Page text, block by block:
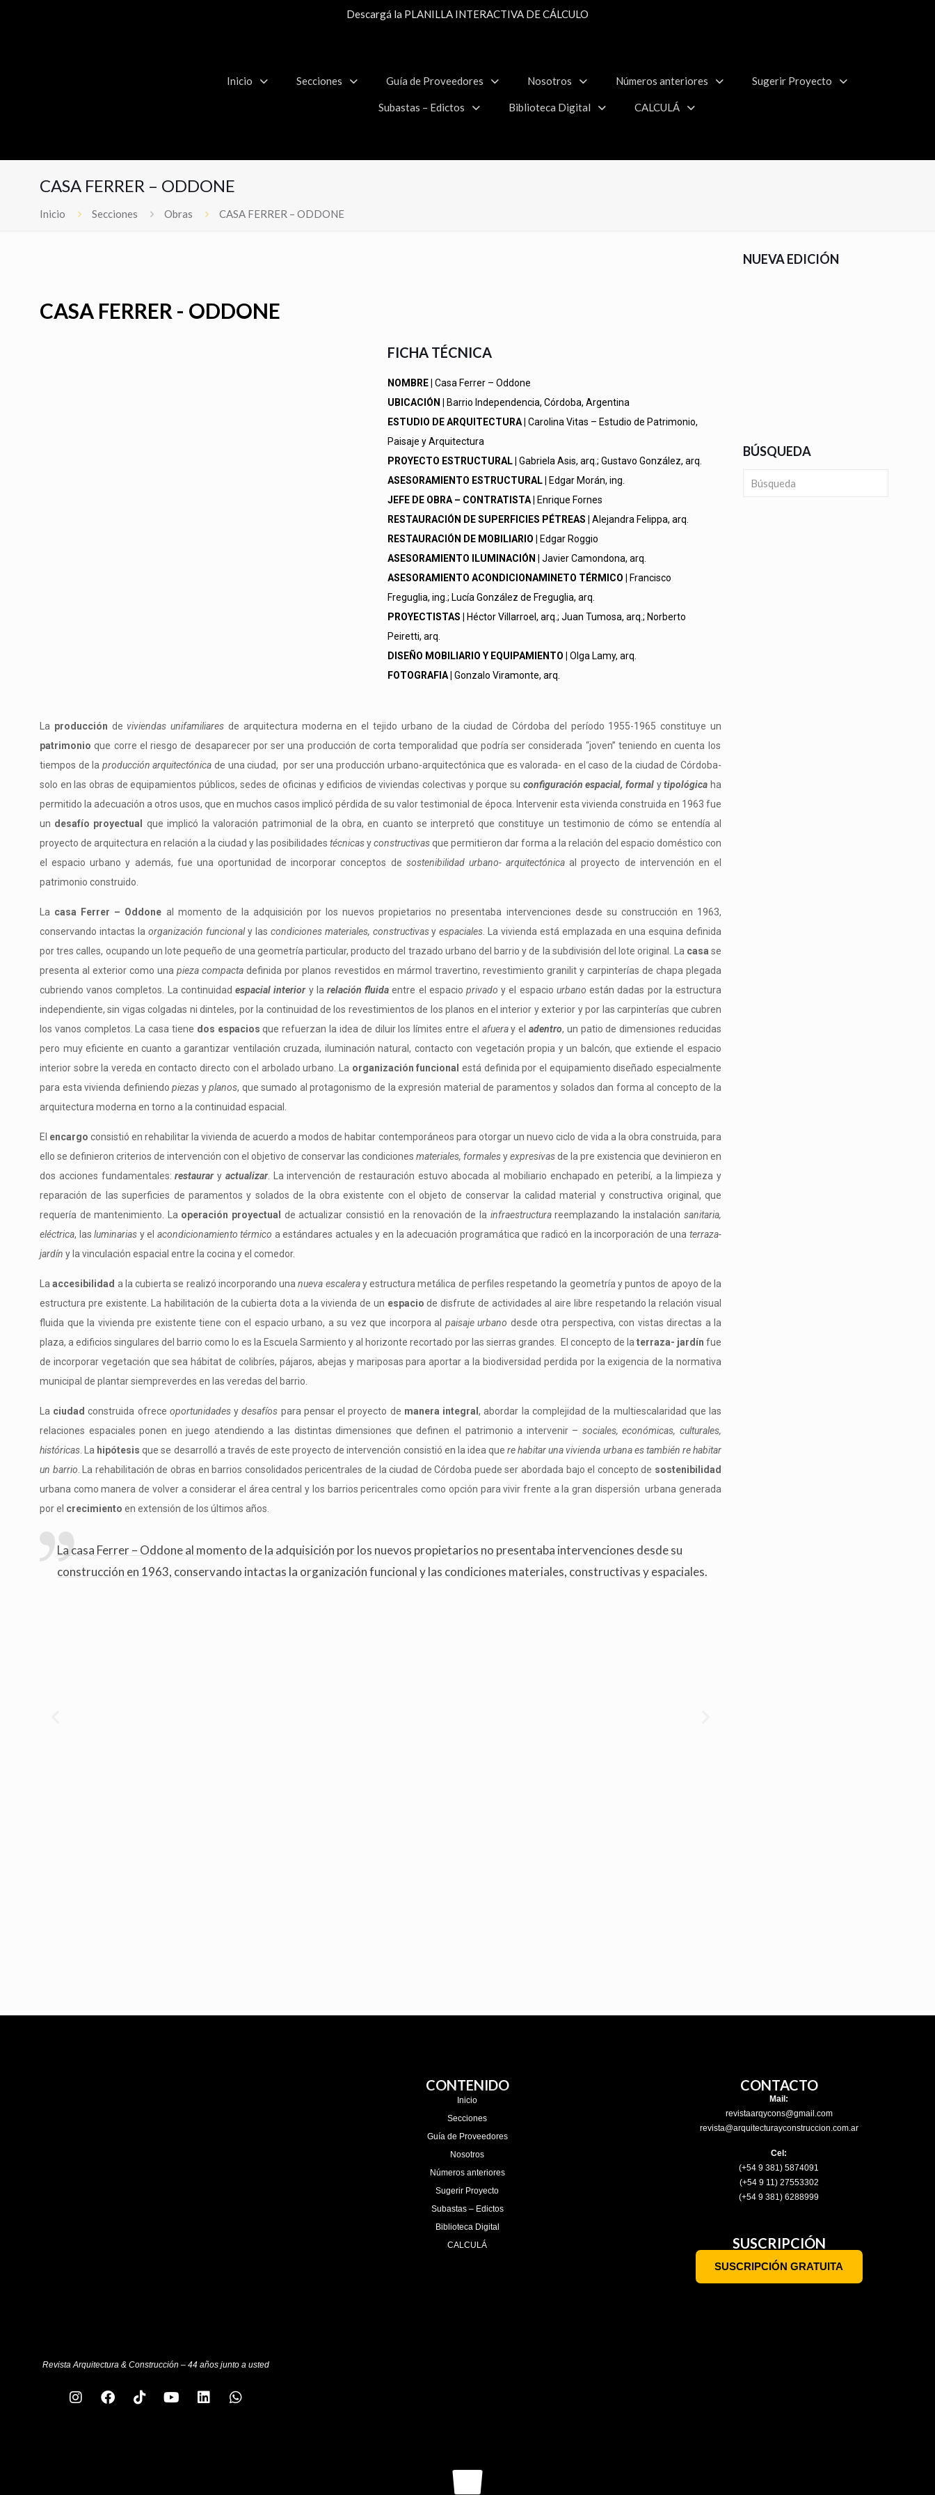
Descargá la PLANILLA INTERACTIVA DE CÁLCULO
Inicio Secciones Guía de Proveedores Nosotros Números anteriores Sugerir Proyecto
Subastas – Edictos Biblioteca Digital CALCULÁ
CASA FERRER – ODDONE
Inicio Secciones Obras CASA FERRER – ODDONE
CASA FERRER - ODDONE
FICHA TÉCNICA
NOMBRE | Casa Ferrer – Oddone
UBICACIÓN |
Barrio Independencia, Córdoba, Argentina
ESTUDIO DE ARQUITECTURA | Carolina Vitas – Estudio de Patrimonio,
Paisaje y Arquitectura
PROYECTO ESTRUCTURAL | Gabriela Asis, arq.; Gustavo González, arq.
ASESORAMIENTO ESTRUCTURAL |
Edgar Morán, ing.
JEFE DE OBRA – CONTRATISTA |
Enrique Fornes
RESTAURACIÓN DE SUPERFICIES PÉTREAS | Alejandra Felippa, arq.
RESTAURACIÓN DE MOBILIARIO |
Edgar Roggio
ASESORAMIENTO ILUMINACIÓN | Javier Camondona, arq.
ASESORAMIENTO ACONDICIONAMINETO TÉRMICO |
Francisco
Freguglia, ing.; Lucía González de Freguglia, arq.
PROYECTISTAS |
Héctor Villarroel, arq.; Juan Tumosa, arq.; Norberto
Peiretti, arq.
DISEÑO MOBILIARIO Y EQUIPAMIENTO | Olga Lamy, arq.
FOTOGRAFIA | Gonzalo Viramonte, arq.
La producción deviviendas unifamiliares de arquitectura moderna en el tejido urbano de la ciudad de Córdoba del período 1955-1965 constituye un
patrimonio que corre el riesgo de desaparecer por ser una producción de corta temporalidad que podría ser considerada “joven” teniendo en cuenta los
tiempos de la producción arquitectónica de una ciudad, por ser una producción urbano-arquitectónica que es valorada- en el caso de la ciudad de Córdoba-
solo en las obras de equipamientos públicos, sedes de oficinas y edificios de viviendas colectivas y porque su configuración espacial, formal ytipológica ha
permitido la adecuación a otros usos, que en muchos casos implicó pérdida de su valor testimonial de época.
Intervenir esta vivienda construida en 1963 fue
un desafío proyectual
que implicó la valoración patrimonial de la obra, en cuanto se interpretó que constituye un testimonio de cómo se entendía al
proyecto de arquitectura en relación a la ciudad y las posibilidades técnicasyconstructivasque permitieron dar forma a la relación del espacio doméstico con
el espacio urbano y además, fue una oportunidad de incorporar conceptos de sostenibilidad urbano- arquitectónica al proyecto de intervención en el
patrimonio construido.
La casa Ferrer – Oddone al momento de la adquisición por los nuevos propietarios no presentaba intervenciones desde su construcción en 1963,
conservando intactas la organización funcionaly las condiciones materiales, constructivasyespaciales . La vivienda está emplazada en una esquina definida
por tres calles, ocupando un lote pequeño de una geometría particular, producto del trazado urbano del barrio y de la subdivisión del lote original. La casa se
presenta al exterior como unapieza compacta definida por planos revestidos en mármol travertino, revestimiento granilit y carpinterías de chapa plegada
cubriendo vanos completos.
La continuidadespacial interior y la relación fluida entre el espacioprivado y el espacio urbano están dadas por la estructura
independiente, sin vigas colgadas ni dinteles, por la continuidad de los revestimientos de los planos en el interior y exterior y por las carpinterías que cubren
los vanos completos. La casa tiene dos espacios que refuerzan la idea de diluir los límites entre el afueray el adentro, un patio de dimensiones reducidas
pero muy eficiente en cuanto a garantizar ventilación cruzada, iluminación natural, contacto con vegetación propia y un balcón, que extiende el espacio
interior sobre la vereda en contacto directo con el arbolado urbano.
La organización funcional está definida por el equipamiento diseñado especialmente
para esta vivienda definiendopiezas yplanos, que sumado al protagonismo de la expresión material de paramentos y solados dan forma al concepto de la
arquitectura moderna en torno a la continuidad espacial.
El encargo consistió en rehabilitar la vivienda de acuerdo a modos de habitar contemporáneos para otorgar un nuevo ciclo de vida a la obra construida, para
ello se definieron criterios de intervención con el objetivo de conservar las condiciones materiales, formalesyexpresivasde la pre existencia que devinieron en
dos acciones fundamentales:restaurary actualizar.
La intervención de restauración estuvo abocada al mobiliario enchapado en peteribí, a la limpieza y
reparación de las superficies de paramentos y solados de la obra existente con el objeto de conservar la calidad material y constructiva original, que
requería de mantenimiento.
La operación proyectual de actualizar consistió en la renovación de la infraestructurareemplazando la instalaciónsanitaria,
eléctrica, lasluminarias y el acondicionamiento térmico a estándares actuales y en la adecuación programática que radicó en la incorporación de unaterraza-
jardín y la vinculación espacial entre la cocina y el comedor.
Laaccesibilidad a la cubierta se realizó incorporando unanueva escaleray estructura metálica de perfiles respetando la geometría y puntos de apoyo de la
estructura pre existente. La habilitación de la cubierta dota a la vivienda de un espacio de disfrute de actividades al aire libre respetando la relación visual
fluida que la vivienda pre existente tiene con el espacio urbano, a su vez que incorpora al paisaje urbano desde otra perspectiva, con vistas directas a la
plaza, a edificios singulares del barrio como lo es la Escuela Sarmiento y al horizonte recortado por las sierras grandes. El concepto de la terraza- jardín fue
de incorporar vegetación que sea hábitat de colibríes, pájaros, abejas y mariposas para aportar a la biodiversidad perdida por la exigencia de la normativa
municipal de plantar siempreverdes en las veredas del barrio.
La ciudad construida ofrece oportunidadesydesafíos para pensar el proyecto de manera integral, abordar la complejidad de la multiescalaridad que las
relaciones espaciales ponen en juego atendiendo a las distintas dimensiones que definen el patrimonio a intervenir – sociales, económicas, culturales,
históricas . La hipótesis que se desarrolló a través de este proyecto de intervención consistió en la idea quere habitar una vivienda urbana es también re habitar
un barrio . La rehabilitación de obras en barrios consolidados pericentrales de la ciudad de Córdoba puede ser abordada bajo el concepto de sostenibilidad
urbana como manera de volver a considerar el área central y los barrios pericentrales como opción para vivir frente a la gran dispersión urbana generada
por el crecimiento en extensión de los últimos años.
La casa Ferrer – Oddone al momento de la adquisición por los nuevos propietarios no presentaba intervenciones desde su
construcción en 1963, conservando intactas la organización funcional y las condiciones materiales, constructivas y espaciales.
NUEVA EDICIÓN
BÚSQUEDA
Revista Arquitectura & Construcción – 44 años junto a usted
CONTENIDO
Inicio
Secciones
Guía de Proveedores
Nosotros
Números anteriores
Sugerir Proyecto
Subastas – Edictos
Biblioteca Digital
CALCULÁ
CONTACTO
Mail:
revistaarqycons@gmail.com
revista@arquitecturayconstruccion.com.ar
Cel:
(+54 9 381) 5874091
(+54 9 11) 27553302
(+54 9 381) 6288999
SUSCRIPCIÓN
SUSCRIPCIÓN GRATUITA